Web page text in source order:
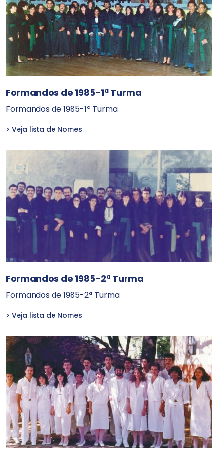
Formandos de 1985-1ª Turma
Formandos de 1985-1ª Turma
> Veja lista de Nomes
Formandos de 1985-2ª Turma
Formandos de 1985-2ª Turma
> Veja lista de Nomes